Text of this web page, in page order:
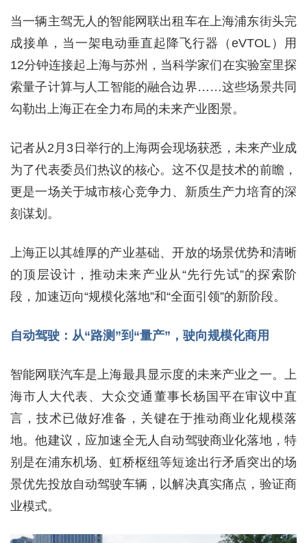
当一辆主驾无人的智能网联出租车在上海浦东街头完
成接单，当一架电动垂直起降飞行器（eVTOL）用
12分钟连接起上海与苏州，当科学家们在实验室里探
索量子计算与人工智能的融合边界……这些场景共同
勾勒出上海正在全力布局的未来产业图景。
记者从2月3日举行的上海两会现场获悉，未来产业成
为了代表委员们热议的核心。这不仅是技术的前瞻，
更是一场关于城市核心竞争力、新质生产力培育的深
刻谋划。
上海正以其雄厚的产业基础、开放的场景优势和清晰
的顶层设计，推动未来产业从“先行先试”的探索阶
段，加速迈向“规模化落地”和“全面引领”的新阶段。
自动驾驶：从“路测”到“量产”，驶向规模化商用
智能网联汽车是上海最具显示度的未来产业之一。上
海市人大代表、大众交通董事长杨国平在审议中直
言，技术已做好准备，关键在于推动商业化规模落
地。他建议，应加速全无人自动驾驶商业化落地，特
别是在浦东机场、虹桥枢纽等短途出行矛盾突出的场
景优先投放自动驾驶车辆，以解决真实痛点，验证商
业模式。